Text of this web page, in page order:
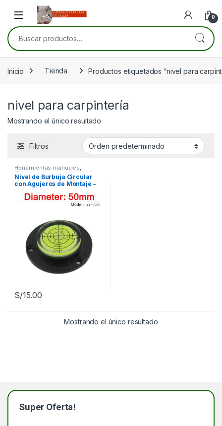
Skip to navigation
Skip to content
Open 0
Buscar por:
Inicio Tienda Productos etiquetados “nivel para
nivel para carpintería
Mostrando el único resultado
Filtros
Herramientas manuales,
Herramientas para carpintería
Herramientas para la
construcción
Nivel de Burbuja Circular
con Agujeros de Montaje –
Durabilidad
S/15.00
Mostrando el único resultado
Super Oferta!